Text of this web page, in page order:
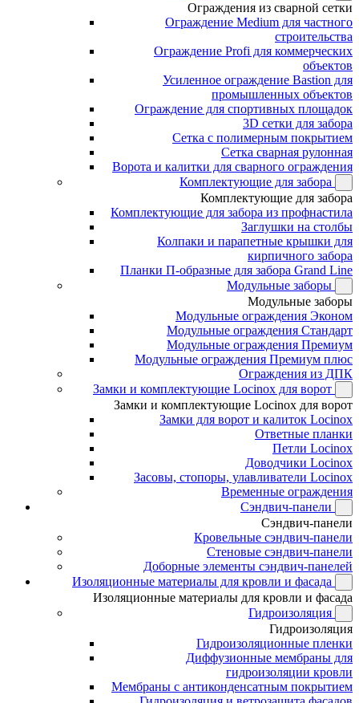
Ограждения из сварной сетки
Ограждение Medium для частного
строительства
Ограждение Profi для коммерческих
объектов
Усиленное ограждение Bastion для
промышленных объектов
Ограждение для спортивных площадок
3D сетки для забора
Сетка с полимерным покрытием
Сетка сварная рулонная
Ворота и калитки для сварного ограждения
Комплектующие для забора
Комплектующие для забора
Комплектующие для забора из профнастила
Заглушки на столбы
Колпаки и парапетные крышки для
кирпичного забора
Планки П-образные для забора Grand Line
Модульные заборы
Модульные заборы
Модульные ограждения Эконом
Модульные ограждения Стандарт
Модульные ограждения Премиум
Модульные ограждения Премиум плюс
Ограждения из ДПК
Замки и комплектующие Locinox для ворот
Замки и комплектующие Locinox для ворот
Замки для ворот и калиток Locinox
Ответные планки
Петли Locinox
Доводчики Locinox
Засовы, стопоры, улавливатели Locinox
Временные ограждения
Сэндвич-панели
Сэндвич-панели
Кровельные сэндвич-панели
Стеновые сэндвич-панели
Доборные элементы сэндвич-панелей
Изоляционные материалы для кровли и фасада
Изоляционные материалы для кровли и фасада
Гидроизоляция
Гидроизоляция
Гидроизоляционные пленки
Диффузионные мембраны для
гидроизоляции кровли
Мембраны с антиконденсатным покрытием